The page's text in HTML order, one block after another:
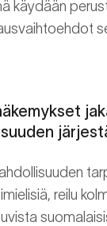
käydään
reilu